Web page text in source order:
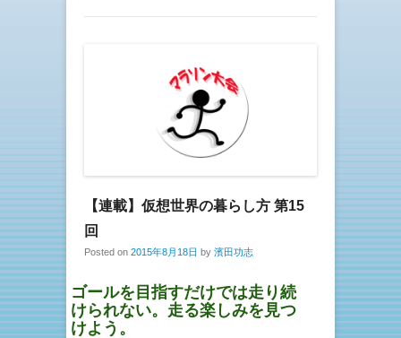
【連載】仮想世界の暮らし方 第15
回
Posted on 2015年8月18日 by 濱田功志
ゴールを目指すだけでは走り続
けられない。走る楽しみを見つ
けよう。